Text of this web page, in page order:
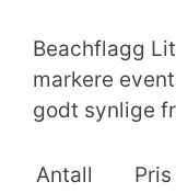
Beachflagg
markere
godt synlige
Antall